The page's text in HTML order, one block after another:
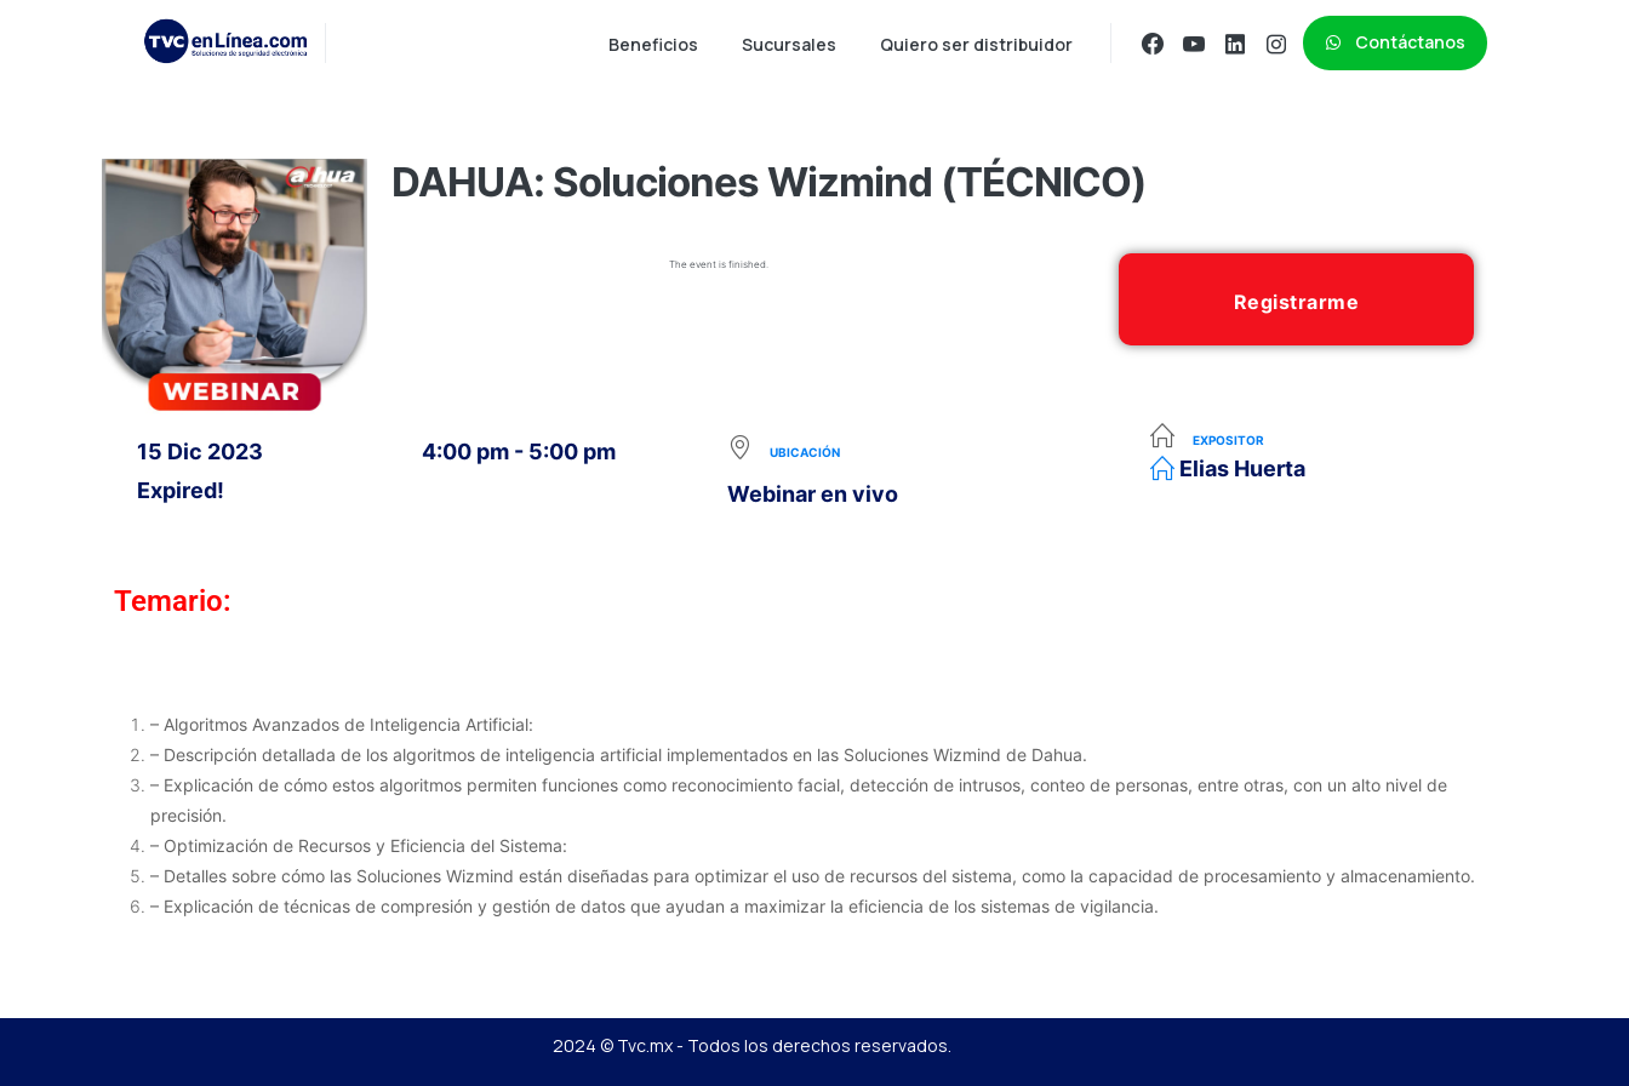
Beneficios Sucursales Quiero ser distribuidor Contáctanos
DAHUA: Soluciones Wizmind (TÉCNICO)
The event is finished.
Registrarme
15 Dic 2023
Expired!
4:00 pm - 5:00 pm UBICACIÓN
Webinar en vivo
EXPOSITOR
Elias Huerta
Temario:
– Algoritmos Avanzados de Inteligencia Artificial:
– Descripción detallada de los algoritmos de inteligencia artificial implementados en las Soluciones Wizmind de Dahua.
– Explicación de cómo estos algoritmos permiten funciones como reconocimiento facial, detección de intrusos, conteo de personas, entre otras, con un alto nivel de
precisión.
– Optimización de Recursos y Eficiencia del Sistema:
– Detalles sobre cómo las Soluciones Wizmind están diseñadas para optimizar el uso de recursos del sistema, como la capacidad de procesamiento y almacenamiento.
– Explicación de técnicas de compresión y gestión de datos que ayudan a maximizar la eficiencia de los sistemas de vigilancia.
2024 © Tvc.mx - Todos los derechos reservados.